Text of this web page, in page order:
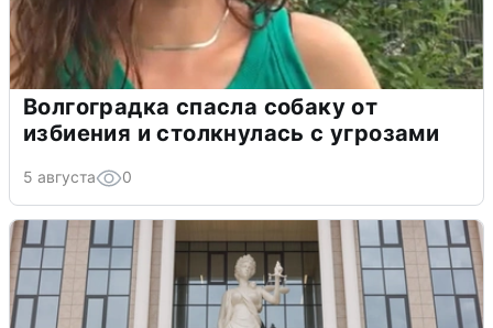
Волгоградка спасла собаку от
избиения и столкнулась с угрозами
5 августа 0